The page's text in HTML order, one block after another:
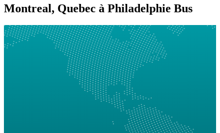
Montreal, Quebec à Philadelphie Bus